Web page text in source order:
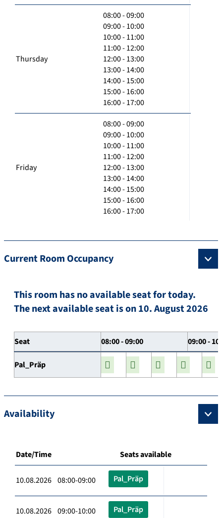
Thursday
08:00 - 09:00
09:00 - 10:00
10:00 - 11:00
11:00 - 12:00
12:00 - 13:00
13:00 - 14:00
14:00 - 15:00
15:00 - 16:00
16:00 - 17:00
Friday
08:00 - 09:00
09:00 - 10:00
10:00 - 11:00
11:00 - 12:00
12:00 - 13:00
13:00 - 14:00
14:00 - 15:00
15:00 - 16:00
16:00 - 17:00
Current Room Occupancy
This room has no available seat for today.
The next available seat is on 10. August 2026
Seat 08:00 - 09:00 09:00 -
Pal_Präp
Availability
Date/Time Seats available
10.08.2026 08:00-09:00 Pal_Präp
10.08.2026 09:00-10:00 Pal_Präp